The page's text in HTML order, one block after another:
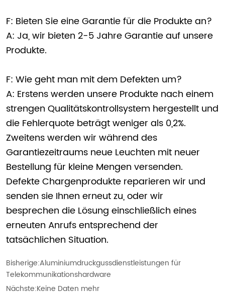
F: Bieten Sie eine Garantie für die Produkte an?
A: Ja, wir bieten 2-5 Jahre Garantie auf unsere
Produkte.
F: Wie geht man mit dem Defekten um?
A: Erstens werden unsere Produkte nach einem
strengen Qualitätskontrollsystem hergestellt und
die Fehlerquote beträgt weniger als 0,2%.
Zweitens werden wir während des
Garantiezeitraums neue Leuchten mit neuer
Bestellung für kleine Mengen versenden.
Defekte Chargenprodukte reparieren wir und
senden sie Ihnen erneut zu, oder wir
besprechen die Lösung einschließlich eines
erneuten Anrufs entsprechend der
tatsächlichen Situation.
Bisherige:Aluminiumdruckgussdienstleistungen für
Telekommunikationshardware
Nächste:Keine Daten mehr